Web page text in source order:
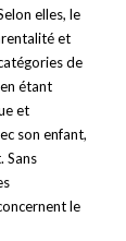
elles, le
et
de
étant
et
son enfant,
Sans
le